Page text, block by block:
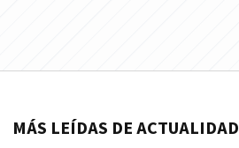
MÁS LEÍDAS DE ACTUALIDAD